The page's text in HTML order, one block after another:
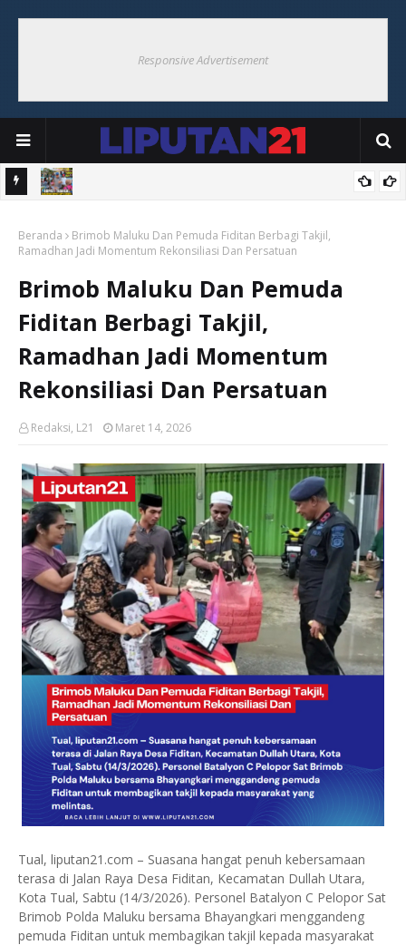
Responsive Advertisement
Warga
Beranda
Brimob Maluku Dan Pemuda Fiditan Berbagi Takjil,
Ramadhan Jadi Momentum Rekonsiliasi Dan Persatuan
Brimob Maluku Dan Pemuda
Fiditan Berbagi Takjil,
Ramadhan Jadi Momentum
Rekonsiliasi Dan Persatuan
Redaksi, L21 Maret 14, 2026
Tual, liputan21.com – Suasana hangat penuh kebersamaan
terasa di Jalan Raya Desa Fiditan, Kecamatan Dullah Utara,
Kota Tual, Sabtu (14/3/2026). Personel Batalyon C Pelopor Sat
Brimob Polda Maluku bersama Bhayangkari menggandeng
pemuda Fiditan untuk membagikan takjil kepada masyarakat